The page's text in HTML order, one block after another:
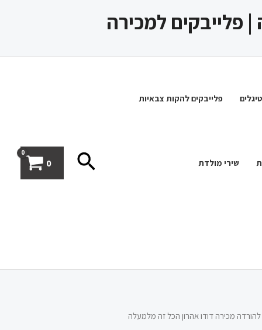
| פלייבקים למכירה
פלייבקים להקות צבאיות
שירי מולדת חיפוש0
מכירה דודו אהרון הכל זה מלמעלה